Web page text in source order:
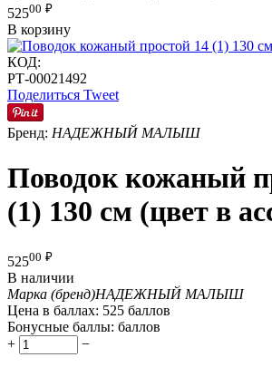
52500 ₽
В корзину
КОД:
РТ-00021492
Поделиться Tweet
Бренд: НАДЕЖНЫЙ МАЛЫШ
Поводок кожаный
(1) 130 см (цвет в
52500 ₽
В наличии
Марка (бренд)НАДЕЖНЫЙ МАЛЫШ
Цена в баллах: 525 баллов
Бонусные баллы: баллов
+
−